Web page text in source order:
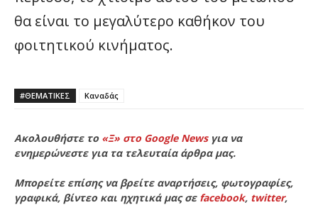
θα είναι το μεγαλύτερο καθήκον του
φοιτητικού κινήματος.
#ΘΕΜΑΤΙΚΈΣ Καναδάς
Ακολουθήστε το «Ξ» στο Google Newsγια να
ενημερώνεστε για τα τελευταία άρθρα μας.
Μπορείτε επίσης να βρείτε αναρτήσεις, φωτογραφίες,
γραφικά, βίντεο και ηχητικά μας σε facebook, twitter,